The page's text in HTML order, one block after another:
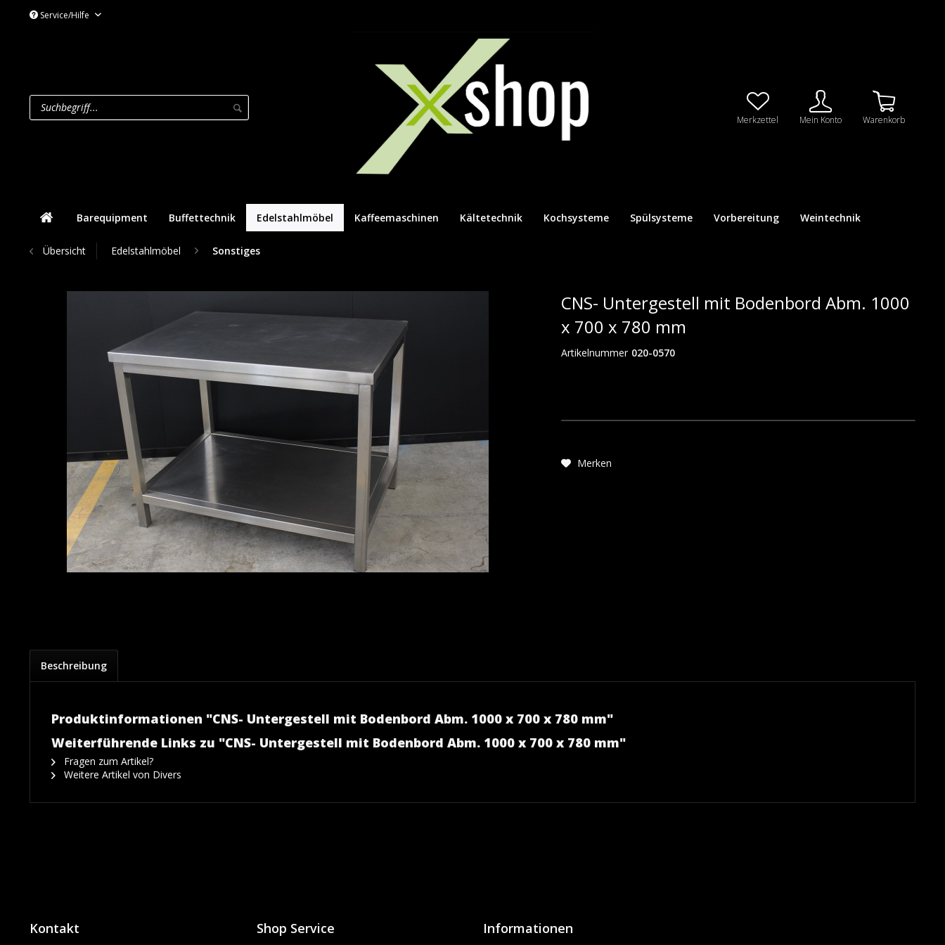
Service/Hilfe
Merkzettel Mein Konto Warenkorb
Barequipment Buffettechnik Edelstahlmöbel Kaffeemaschinen Kältetechnik Kochsysteme Spülsysteme Vorbereitung Weintechnik
Übersicht Edelstahlmöbel Sonstiges
CNS- Untergestell mit Bodenbord Abm. 1000
x 700 x 780 mm
Artikelnummer 020-0570
Merken
Beschreibung
Produktinformationen "CNS- Untergestell mit Bodenbord Abm. 1000 x 700 x 780 mm"
Weiterführende Links zu "CNS- Untergestell mit Bodenbord Abm. 1000 x 700 x 780 mm"
Fragen zum Artikel?
Weitere Artikel von Divers
Kontakt Shop Service Informationen